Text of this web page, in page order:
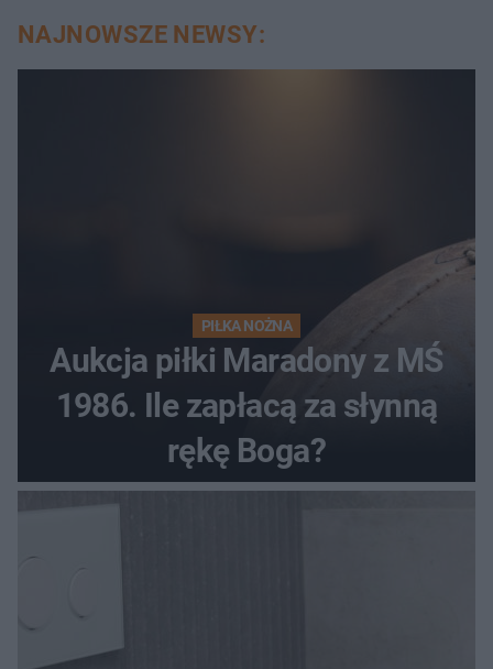
NAJNOWSZE NEWSY:
PIŁKA NOŻNA
Aukcja piłki Maradony z MŚ
1986. Ile zapłacą za słynną
rękę Boga?